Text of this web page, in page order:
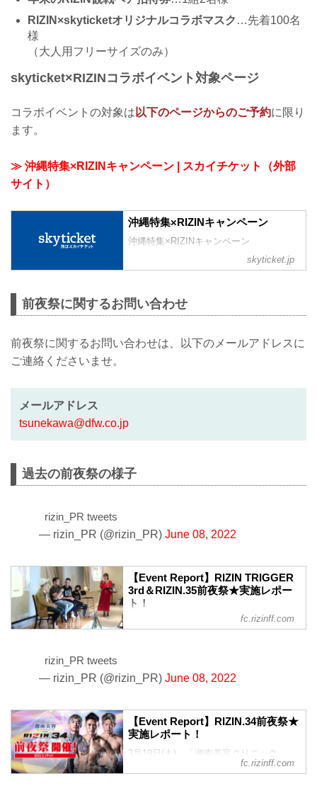
RIZIN×skyticketオリジナルコラボマスク …先着100名
様
（大人用フリーサイズのみ）
skyticket×RIZINコラボイベント対象ページ
コラボイベントの対象は 以下のページからのご予約に限り
ます。
≫ 沖縄特集×RIZINキャンペーン | スカイチケット（外部
サイト）
沖縄特集×RIZINキャンペーン
沖縄特集×RIZINキャンペーン
skyticket.jp
前夜祭に関するお問い合わせ
前夜祭に関するお問い合わせは、以下のメールアドレスに
ご連絡くださいませ。
メールアドレス
tsunekawa@dfw.co.jp
過去の前夜祭の様子
rizin_PR tweets
— rizin_PR (@rizin_PR) June 08, 2022
【Event Report】RIZIN TRIGGER
3rd＆RIZIN.35前夜祭★実施レポー
ト！
を目前に控えた4月15日(金)、東京都内に
れました❗ 今回も大盛り上がりとなったイ
ベント模様を、レポートと動画でお届け
いたします！是非ご覧ください★ ※当イ
ベントは新型コロナウイルス感染防止対
策の取り組みを徹底し、参加者の方...
fc.rizinff.com
rizin_PR tweets
— rizin_PR (@rizin_PR) June 08, 2022
【Event Report】RIZIN.34前夜祭★
実施レポート！
3月19日(土)、「湘南美容クリニック
presents RIZIN.34」の大会前夜、大阪府
fc.rizinff.com